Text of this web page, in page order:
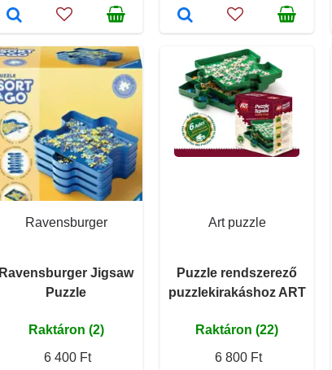
Ravensburger
Ravensburger Jigsaw
Puzzle
Raktáron (2)
6 400 Ft
Art puzzle
Puzzle rendszerező
puzzlekirakáshoz ART
Raktáron (22)
6 800 Ft